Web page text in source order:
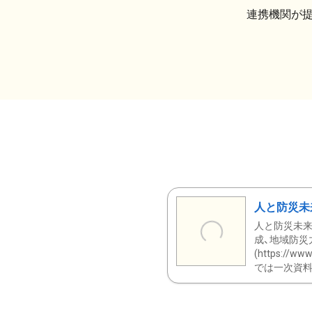
連携機関が
人と防災
人と防災未
成、地域防
(https://
では一次資料